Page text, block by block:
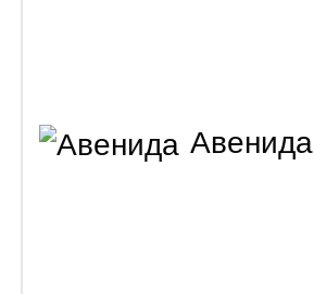
дивизион 2022Авенида